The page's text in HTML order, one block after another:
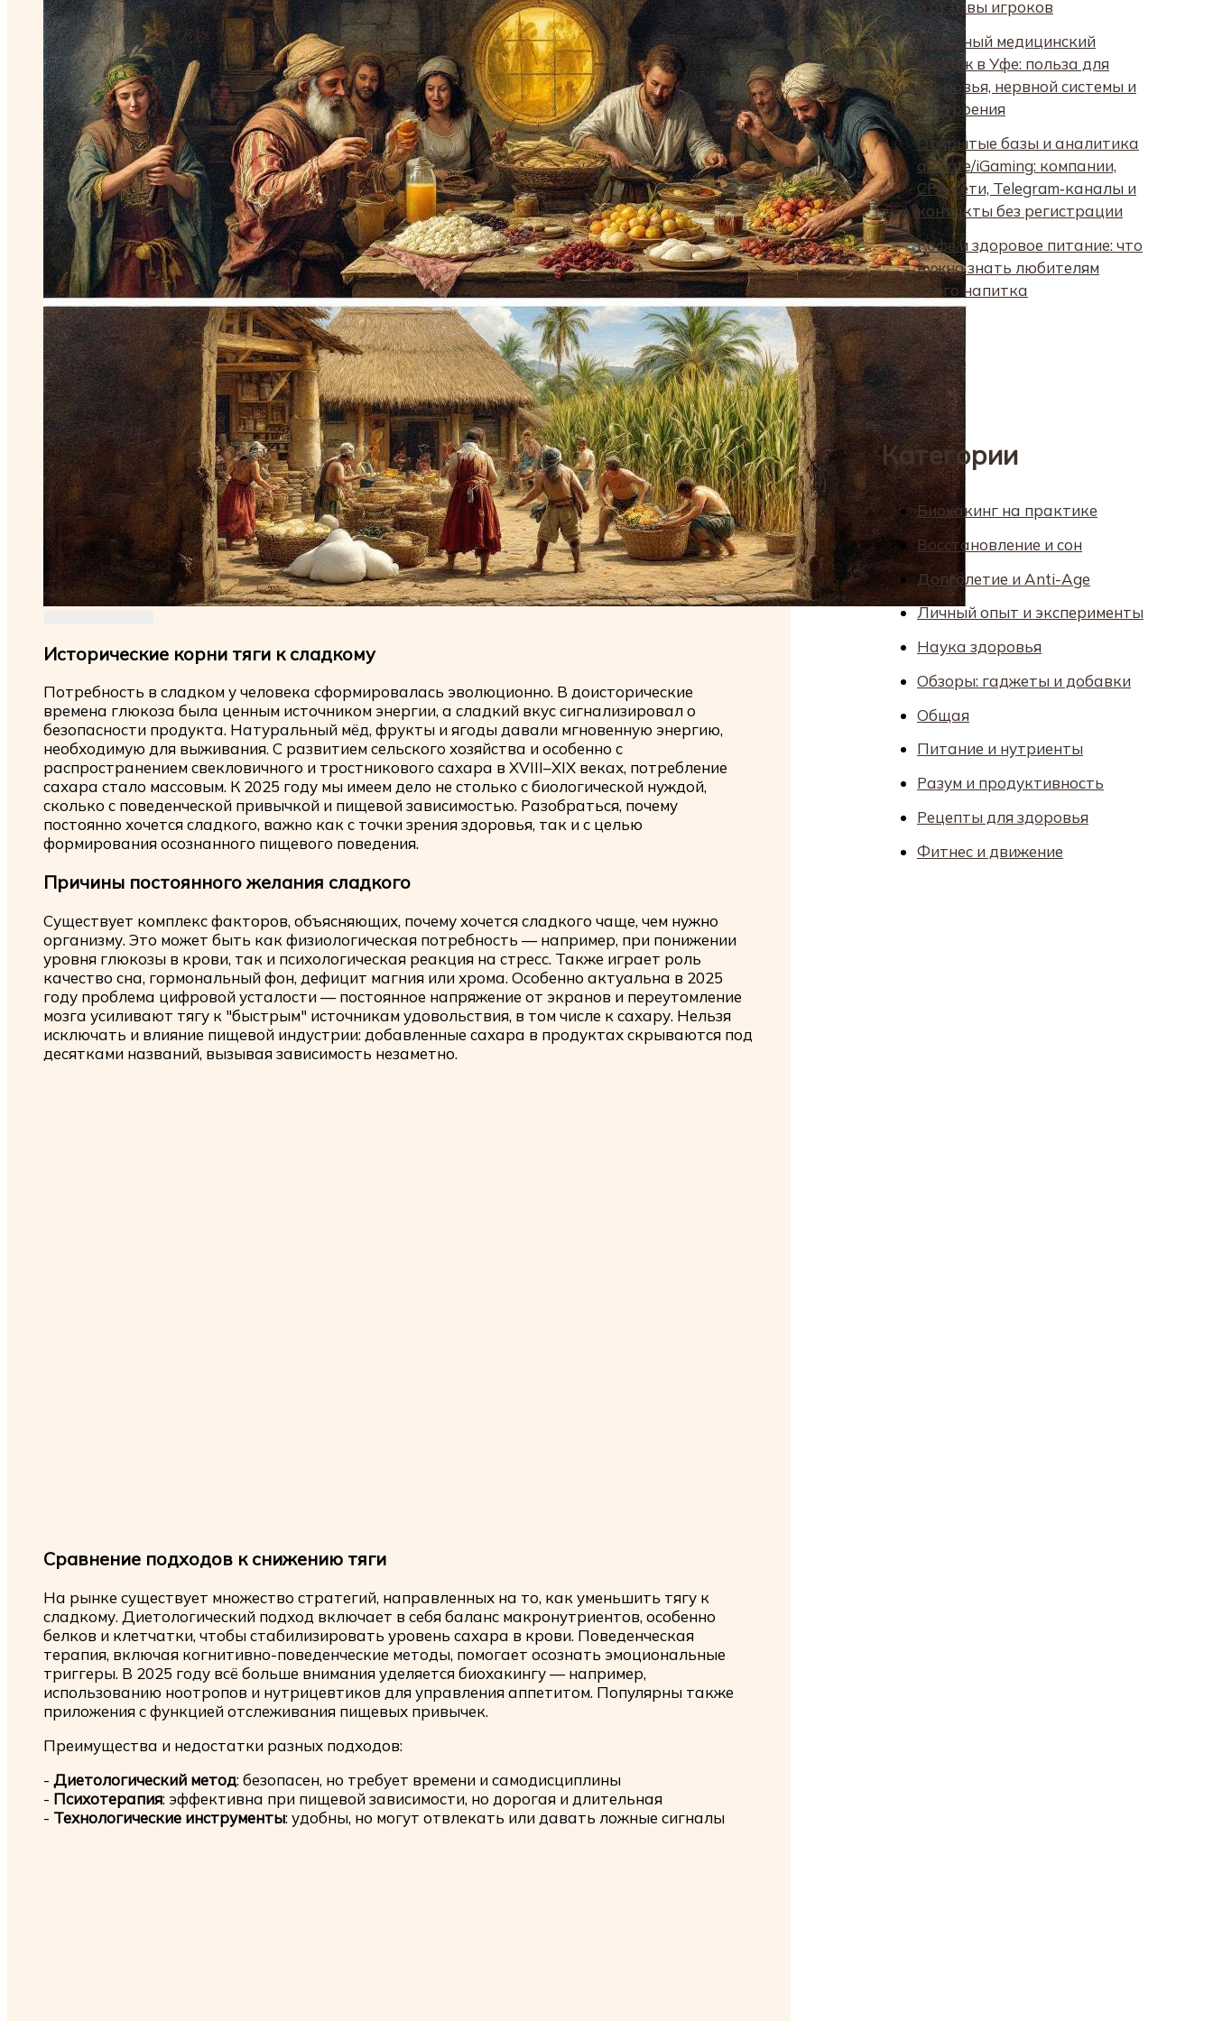
Исторические корни тяги к сладкому
Потребность в сладком у человека сформировалась эволюционно. В доисторические
времена глюкоза была ценным источником энергии, а сладкий вкус сигнализировал о
безопасности продукта. Натуральный мёд, фрукты и ягоды давали мгновенную энергию,
необходимую для выживания. С развитием сельского хозяйства и особенно с
распространением свекловичного и тростникового сахара в XVIII–XIX веках, потребление
сахара стало массовым. К 2025 году мы имеем дело не столько с биологической нуждой,
сколько с поведенческой привычкой и пищевой зависимостью. Разобраться, почему
постоянно хочется сладкого, важно как с точки зрения здоровья, так и с целью
формирования осознанного пищевого поведения.
Причины постоянного желания сладкого
Существует комплекс факторов, объясняющих, почему хочется сладкого чаще, чем нужно
организму. Это может быть как физиологическая потребность — например, при понижении
уровня глюкозы в крови, так и психологическая реакция на стресс. Также играет роль
качество сна, гормональный фон, дефицит магния или хрома. Особенно актуальна в 2025
году проблема цифровой усталости — постоянное напряжение от экранов и переутомление
мозга усиливают тягу к "быстрым" источникам удовольствия, в том числе к сахару. Нельзя
исключать и влияние пищевой индустрии: добавленные сахара в продуктах скрываются под
десятками названий, вызывая зависимость незаметно.
Сравнение подходов к снижению тяги
На рынке существует множество стратегий, направленных на то, как уменьшить тягу к
сладкому. Диетологический подход включает в себя баланс макронутриентов, особенно
белков и клетчатки, чтобы стабилизировать уровень сахара в крови. Поведенческая
терапия, включая когнитивно-поведенческие методы, помогает осознать эмоциональные
триггеры. В 2025 году всё больше внимания уделяется биохакингу — например,
использованию ноотропов и нутрицевтиков для управления аппетитом. Популярны также
приложения с функцией отслеживания пищевых привычек.
Преимущества и недостатки разных подходов:
- Диетологический метод: безопасен, но требует времени и самодисциплины
- Психотерапия: эффективна при пищевой зависимости, но дорогая и длительная
- Технологические инструменты: удобны, но могут отвлекать или давать ложные сигналы
и отзывы игроков
Лечебный медицинский
массаж в Уфе: польза для
здоровья, нервной системы и
настроения
Открытые базы и аналитика
affiliate/iGaming: компании,
CPA‑сети, Telegram‑каналы и
контакты без регистрации
Кофе и здоровое питание: что
нужно знать любителям
этого напитка
Категории
Биохакинг на практике
Восстановление и сон
Долголетие и Anti-Age
Личный опыт и эксперименты
Наука здоровья
Обзоры: гаджеты и добавки
Общая
Питание и нутриенты
Разум и продуктивность
Рецепты для здоровья
Фитнес и движение